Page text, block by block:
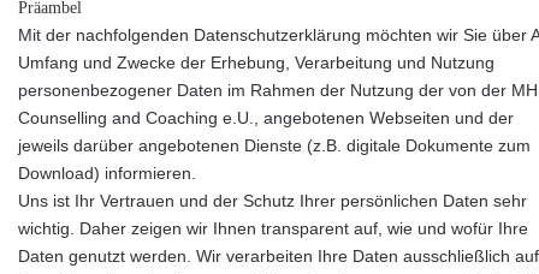
Präambel
Mit der nachfolgenden Datenschutzerklärung möchten wir Sie über
Umfang und Zwecke der Erhebung, Verarbeitung und Nutzung
personenbezogener Daten im Rahmen der Nutzung der von der MH
Counselling and Coaching e.U., angebotenen Webseiten und der
jeweils darüber angebotenen Dienste (z.B. digitale Dokumente zum
Download) informieren.
Uns ist Ihr Vertrauen und der Schutz Ihrer persönlichen Daten sehr
wichtig. Daher zeigen wir Ihnen transparent auf, wie und wofür Ihre
Daten genutzt werden. Wir verarbeiten Ihre Daten ausschließlich auf